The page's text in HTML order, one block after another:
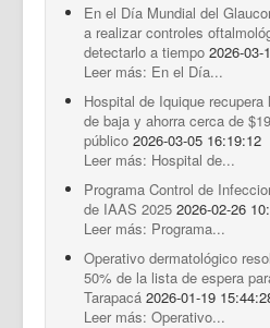
En el Día Mundial del
a realizar controles
detectarlo a tiempo 2026-03-
Leer más: En el Día...
Hospital de Iquique
de baja y ahorra cerca de
público 2026-03-05 16:19:12
Leer más: Hospital de...
Programa Control de
de IAAS 2025 2026-02-26
Leer más: Programa...
Operativo dermatológico
50% de la lista de espera
Tarapacá 2026-01-19
Leer más: Operativo...